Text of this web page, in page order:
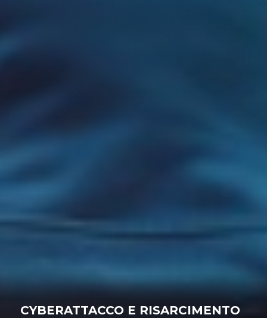
CYBERATTACCO E RISARCIMENTO